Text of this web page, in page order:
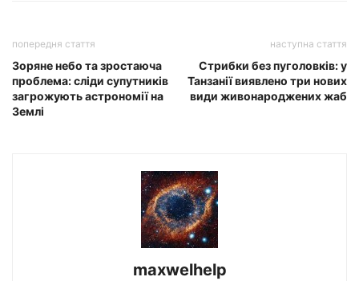
попередня стаття
Зоряне небо та зростаюча
проблема: сліди супутників
загрожують астрономії на
Землі
наступна стаття
Стрибки без пуголовків: у
Танзанії виявлено три нових
види живонароджених жаб
maxwelhelp